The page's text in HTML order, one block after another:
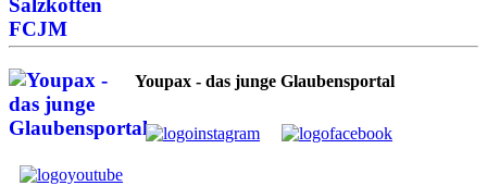
Youpax - das junge Glaubensportal